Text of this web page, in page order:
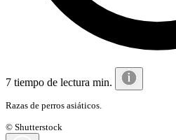
7 tiempo de lectura min.
Razas de perros asiáticos.
© Shutterstock